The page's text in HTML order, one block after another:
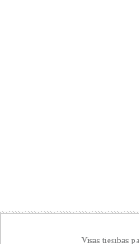
Visas tiesības